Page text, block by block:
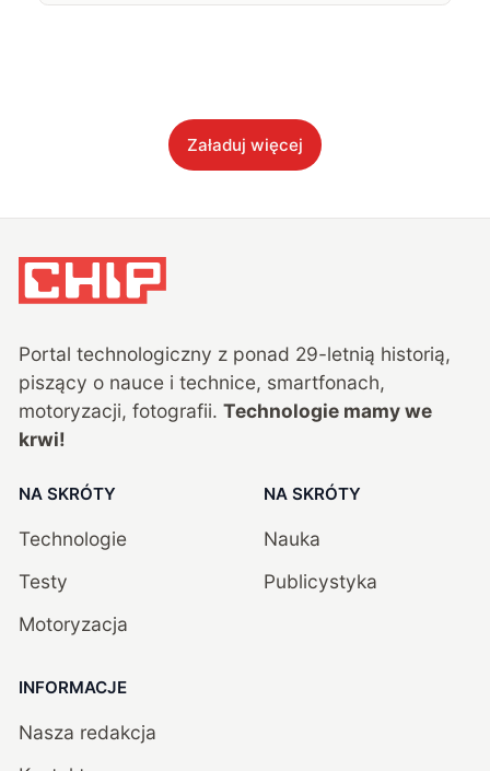
Załaduj więcej
Portal technologiczny z ponad 29-letnią historią,
piszący o nauce i technice, smartfonach,
motoryzacji, fotografii. Technologie mamy we
krwi!
NA SKRÓTY
Technologie
Testy
Motoryzacja
NA SKRÓTY
Nauka
Publicystyka
INFORMACJE
Nasza redakcja